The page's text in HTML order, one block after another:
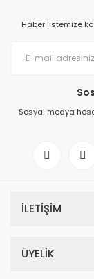
Haber listemize
Sosyal medya
İLETİŞİM
ÜYELİK